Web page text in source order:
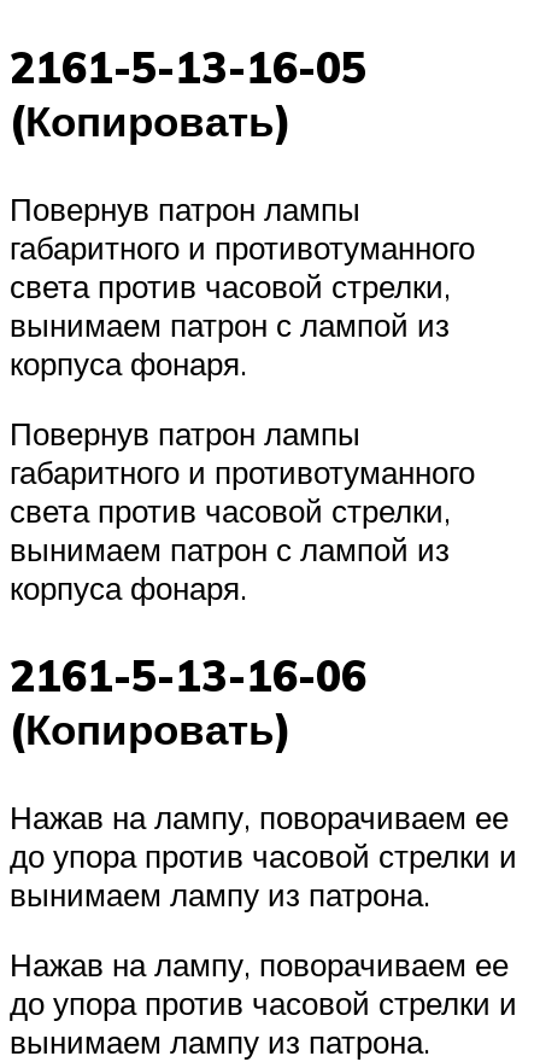
2161-5-13-16-05
(Копировать)
Повернув патрон лампы
габаритного и противотуманного
света против часовой стрелки,
вынимаем патрон с лампой из
корпуса фонаря.
Повернув патрон лампы
габаритного и противотуманного
света против часовой стрелки,
вынимаем патрон с лампой из
корпуса фонаря.
2161-5-13-16-06
(Копировать)
Нажав на лампу, поворачиваем ее
до упора против часовой стрелки и
вынимаем лампу из патрона.
Нажав на лампу, поворачиваем ее
до упора против часовой стрелки и
вынимаем лампу из патрона.